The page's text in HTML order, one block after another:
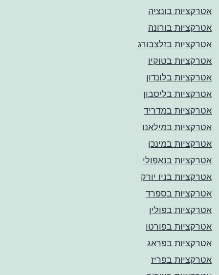
אטרקציות בונציה
אטרקציות בורונה
אטרקציות בזלצבורג
אטרקציות בטוקיו
אטרקציות בלונדון
אטרקציות בליסבון
אטרקציות במדריד
אטרקציות במילאנו
אטרקציות במינכן
אטרקציות בנאפולי
אטרקציות בניו יורק
אטרקציות בספרד
אטרקציות בפולין
אטרקציות בפורטו
אטרקציות בפראג
אטרקציות בפריז